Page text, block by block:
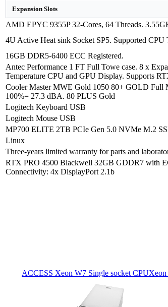
Expansion Slots
AMD EPYC 9355P 32-Cores, 64 Threads.
4U Active Heat sink Socket SP5. Supported CPU
16GB DDR5-6400 ECC Registered.
Antec Performance 1 FT Full Towe case. 8 x
Temperature CPU and GPU Display. Supports
Cooler Master MWE Gold 1050 80+ GOLD Full
100%= 27.3 dBA. 80 PLUS Gold
Logitech Keyboard USB
Logitech Mouse USB
MP700 ELITE 2TB PCIe Gen 5.0 NVMe M.2
Linux
Three-years limited warranty for parts and
RTX PRO 4500 Blackwell 32GB GDDR7 with
Connectivity: 4x DisplayPort 2.1b
ACCESS Xeon W7 Single socket CPUXeon